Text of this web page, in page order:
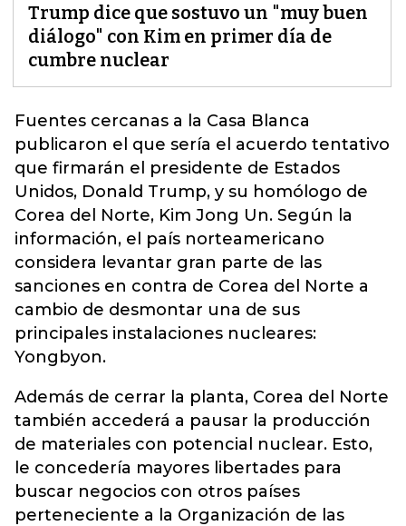
Trump dice que sostuvo un "muy buen
diálogo" con Kim en primer día de
cumbre nuclear
Fuentes cercanas a la Casa Blanca
publicaron el que sería el acuerdo tentativo
que firmarán el presidente de Estados
Unidos, Donald Trump, y su homólogo de
Corea del Norte, Kim Jong Un. Según la
información, el país norteamericano
considera levantar gran parte de las
sanciones en contra de Corea del Norte a
cambio de desmontar una de sus
principales instalaciones nucleares:
Yongbyon.
Además de cerrar la planta, Corea del Norte
también accederá a pausar la producción
de materiales con potencial nuclear. Esto,
le concedería mayores libertades para
buscar negocios con otros países
perteneciente a la Organización de las